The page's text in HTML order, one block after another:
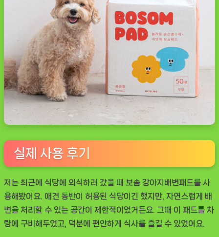
실제 사용 후기
저는 최근에 식당에 외식하러 갔을 때 보솜 강아지배변패드를 사
용해봤어요. 애견 동반이 허용된 식당이긴 했지만, 자연스럽게 배
변을 처리할 수 있는 공간이 제한적이었거든요. 그때 이 패드를 차
량에 구비해두었고, 덕분에 편안하게 식사를 즐길 수 있었어요.